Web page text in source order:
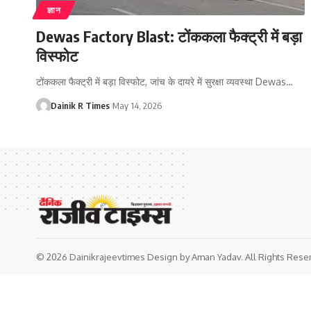
ज्ञान
Dewas Factory Blast: टोंककला फैक्ट्री में बड़ा
विस्फोट
टोंककला फैक्ट्री में बड़ा विस्फोट, जांच के दायरे में सुरक्षा व्यवस्था Dewas…
Dainik R Times May 14, 2026
© 2026 Dainikrajeevtimes Design by Aman Yadav. All Rights